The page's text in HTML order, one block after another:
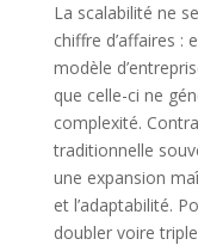
La scalabilité ne
chiffre d’affaires :
modèle
que celle-ci ne
complexité.
traditionnelle
une expansion
et l’adaptabilité.
doubler voire